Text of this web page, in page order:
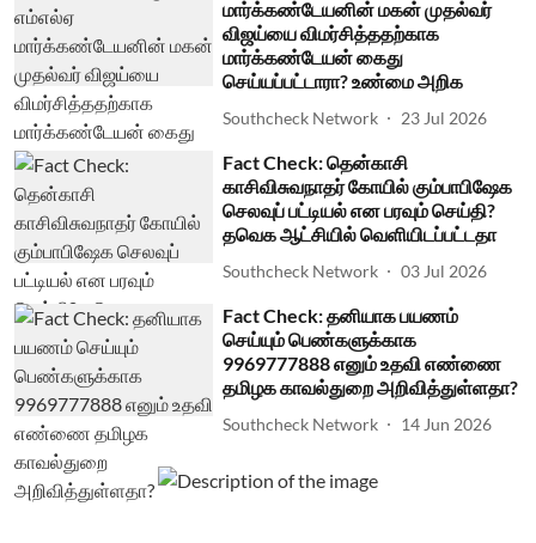
மார்க்கண்டேயனின் மகன் முதல்வர்
விஜய்யை விமர்சித்ததற்காக
மார்க்கண்டேயன் கைது
செய்யப்பட்டாரா? உண்மை அறிக
Southcheck Network 23 Jul 2026
Fact Check: தென்காசி
காசிவிசுவநாதர் கோயில் கும்பாபிஷேக
செலவுப் பட்டியல் என பரவும் செய்தி?
தவெக ஆட்சியில் வெளியிடப்பட்டதா
Southcheck Network 03 Jul 2026
Fact Check: தனியாக பயணம்
செய்யும் பெண்களுக்காக
9969777888 எனும் உதவி எண்ணை
தமிழக காவல்துறை அறிவித்துள்ளதா?
Southcheck Network 14 Jun 2026